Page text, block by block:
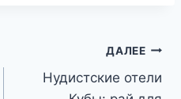
ДАЛЕЕ
Нудистские отели